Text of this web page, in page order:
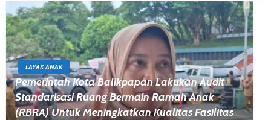
LAYAK ANAK
Pemerintah Kota Balikpapan Lakukan Audit
Standarisasi Ruang Bermain Ramah Anak
(RBRA) Untuk Meningkatkan Kualitas Fasilitas